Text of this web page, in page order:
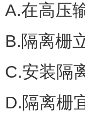
A.在高压
B.隔离栅
C.安装隔
D.隔离栅